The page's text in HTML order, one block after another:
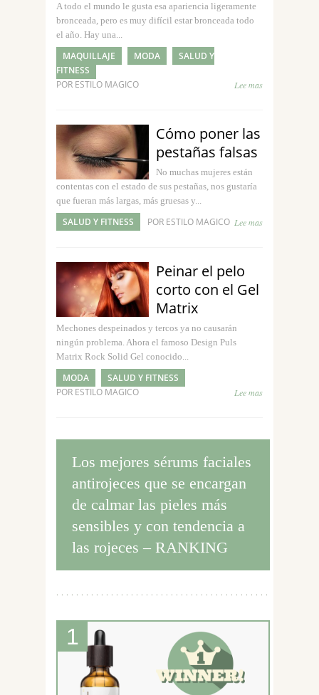
A todo el mundo le gusta esa apariencia ligeramente
bronceada, pero es muy difícil estar bronceada todo
el año. Hay una...
MAQUILLAJE MODA
SALUD Y
FITNESS
POR ESTILO MAGICO
Lee mas
Cómo poner las
pestañas falsas
No muchas mujeres están
contentas con el estado de sus pestañas, nos gustaría
que fueran más largas, más gruesas y...
SALUD Y FITNESS POR ESTILO MAGICO Lee mas
Peinar el pelo
corto con el Gel
Matrix
Mechones despeinados y tercos ya no causarán
ningún problema. Ahora el famoso Design Puls
Matrix Rock Solid Gel conocido...
MODA
SALUD Y FITNESS
POR ESTILO MAGICO
Lee mas
Los mejores sérums faciales
antirojeces que se encargan
de calmar las pieles más
sensibles y con tendencia a
las rojeces – RANKING